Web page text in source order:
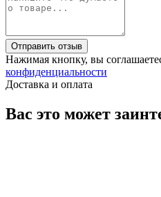
Отправить отзыв
Нажимая кнопку, вы
конфиденциальности
Доставка и оплата
Вас это может